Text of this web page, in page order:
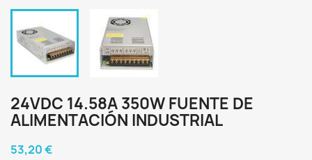
24VDC 14.58A 350W FUENTE DE
ALIMENTACIÓN INDUSTRIAL
53,20 €